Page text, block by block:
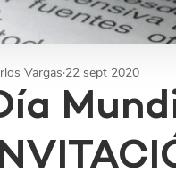
Vargas 22 sept 2020